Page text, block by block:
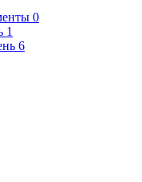
0
1
6